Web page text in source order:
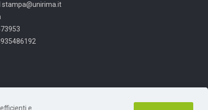
stampa@unirima.it
e